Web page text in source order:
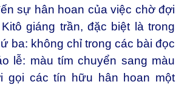
sự hân hoan của việc chờ đợi
giáng trần, đặc biệt là trong
ba: không chỉ trong các bài đọc
lễ: màu tím chuyển sang màu
gọi các tín hữu hân hoan một